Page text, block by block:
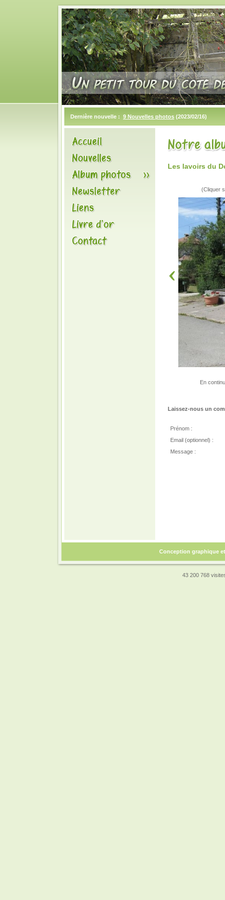
Dernière nouvelle : 9 Nouvelles photos (2023/02/16)
Les lavoirs du
(Cliquer
En
Laissez-nous un
Prénom :
Email (optionnel) :
Message :
Conception graphique
43 200 768